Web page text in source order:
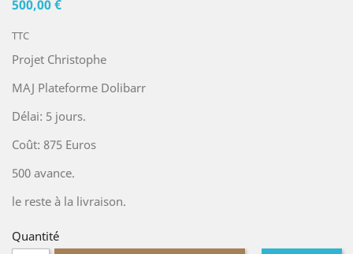
500,00 €
TTC
Projet Christophe
MAJ Plateforme Dolibarr
Délai: 5 jours.
Coût: 875 Euros
500 avance.
le reste à la livraison.
Quantité